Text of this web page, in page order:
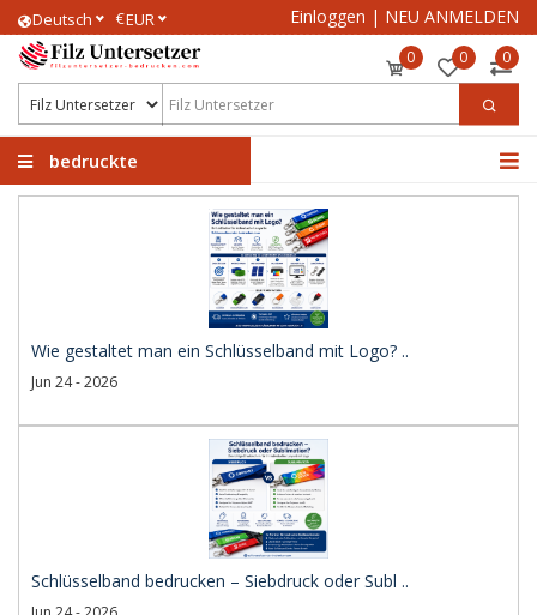
Deutsch €EUR Einloggen | NEU ANMELDEN
0 0 0
bedruckte
Wie gestaltet man ein Schlüsselband mit Logo? ..
Jun 24 - 2026
Schlüsselband bedrucken – Siebdruck oder Subl ..